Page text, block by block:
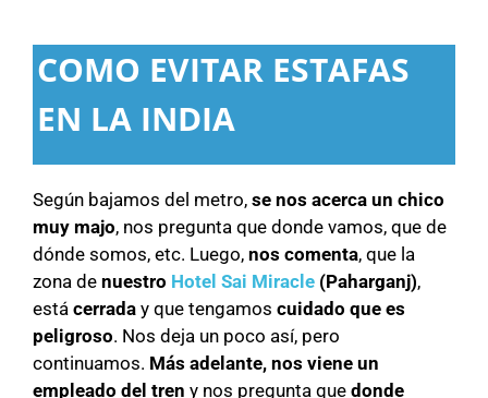
COMO EVITAR ESTAFAS
EN LA INDIA
Según bajamos del metro, se nos acerca un chico
muy majo, nos pregunta que donde vamos, que de
dónde somos, etc. Luego, nos comenta, que la
zona de nuestro Hotel Sai Miracle (Paharganj),
está cerrada y que tengamos cuidado que es
peligroso. Nos deja un poco así, pero
continuamos. Más adelante, nos viene un
empleado del tren y nos pregunta que donde